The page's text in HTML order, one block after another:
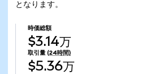
となります。
時価総額
$3.14万
取引量 (24時間)
$5.36万